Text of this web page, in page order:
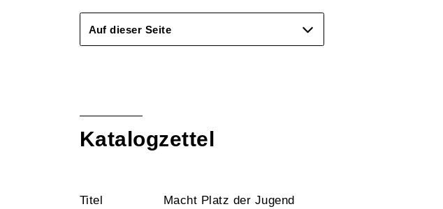
Auf dieser Seite
Katalogzettel
Titel Macht Platz der Jugend